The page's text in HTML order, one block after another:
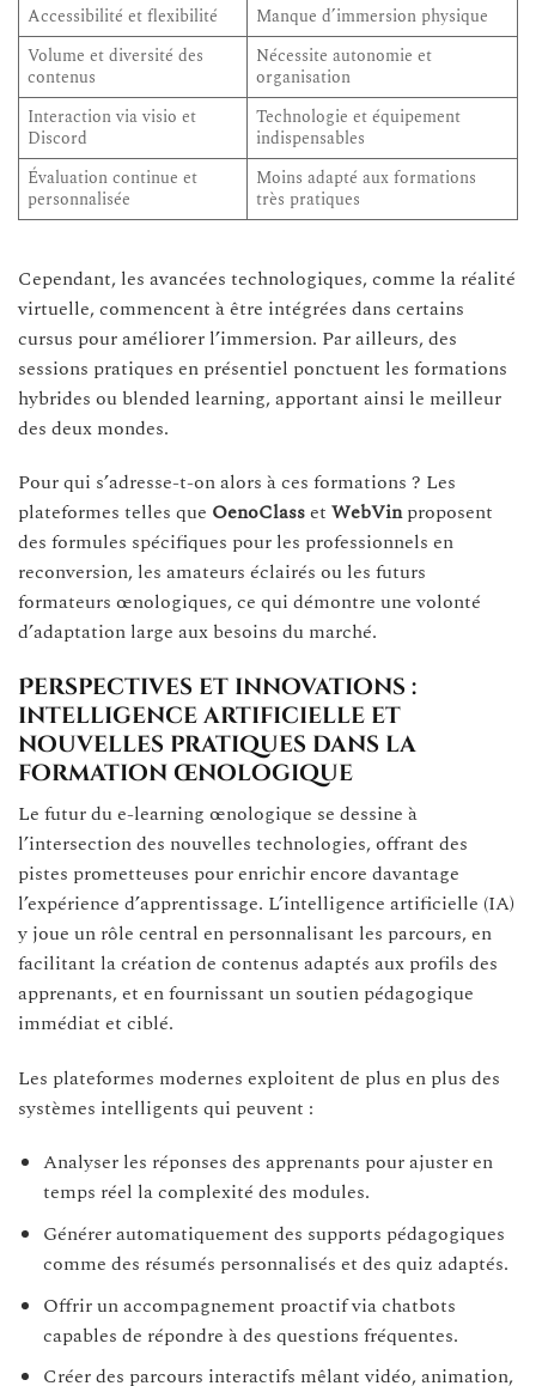
Accessibilité et flexibilité
Manque d’immersion physique
Volume et diversité des
contenus
Nécessite autonomie et
organisation
Interaction via visio et
Discord
Technologie et équipement
indispensables
Évaluation continue et
personnalisée
Moins adapté aux formations
très pratiques
Cependant, les avancées technologiques, comme la réalité
virtuelle, commencent à être intégrées dans certains
cursus pour améliorer l’immersion. Par ailleurs, des
sessions pratiques en présentiel ponctuent les formations
hybrides ou blended learning, apportant ainsi le meilleur
des deux mondes.
Pour qui s’adresse-t-on alors à ces formations ? Les
plateformes telles que OenoClasset WebVinproposent
des formules spécifiques pour les professionnels en
reconversion, les amateurs éclairés ou les futurs
formateurs œnologiques, ce qui démontre une volonté
d’adaptation large aux besoins du marché.
Perspectives et innovations :
intelligence artificielle et
nouvelles pratiques dans la
formation œnologique
Le futur du e-learning œnologique se dessine à
l’intersection des nouvelles technologies, offrant des
pistes prometteuses pour enrichir encore davantage
l’expérience d’apprentissage. L’intelligence artificielle (IA)
y joue un rôle central en personnalisant les parcours, en
facilitant la création de contenus adaptés aux profils des
apprenants, et en fournissant un soutien pédagogique
immédiat et ciblé.
Les plateformes modernes exploitent de plus en plus des
systèmes intelligents qui peuvent :
Analyser les réponses des apprenants pour ajuster en
temps réel la complexité des modules.
Générer automatiquement des supports pédagogiques
comme des résumés personnalisés et des quiz adaptés.
Offrir un accompagnement proactif via chatbots
capables de répondre à des questions fréquentes.
Créer des parcours interactifs mêlant vidéo, animation,